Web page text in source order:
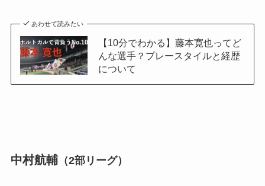
あわせて読みたい
【10分でわかる】藤本寛也ってど
んな選手？プレースタイルと経歴
について
中村航輔（2部リーグ）